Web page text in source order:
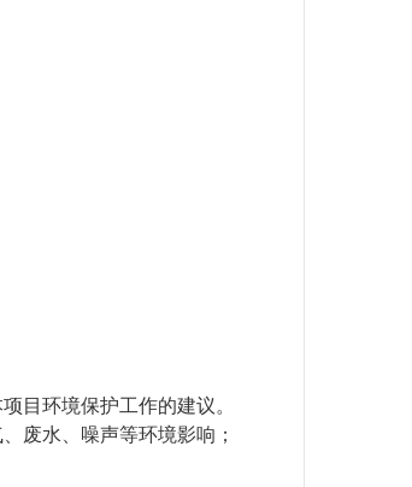
目环境保护工作的建议。
废水、噪声等环境影响；